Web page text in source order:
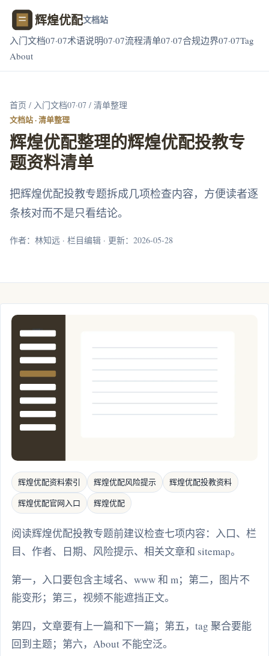
辉煌优配文档站
入门文档07·07术语说明07·07流程清单07·07合规边界07·07Tag
About
首页 / 入门文档07·07 / 清单整理
文档站 · 清单整理
辉煌优配整理的辉煌优配投教专
题资料清单
把辉煌优配投教专题拆成几项检查内容，方便读者逐
条核对而不是只看结论。
作者：林知远 · 栏目编辑 · 更新：2026-05-28
辉煌优配资料索引 辉煌优配风险提示
辉煌优配投教资料
辉煌优配官网入口
辉煌优配
阅读辉煌优配投教专题前建议检查七项内容：入口、栏
目、作者、日期、风险提示、相关文章和 sitemap。
第一，入口要包含主域名、www 和 m；第二，图片不
能变形；第三，视频不能遮挡正文。
第四，文章要有上一篇和下一篇；第五，tag 聚合要能
回到主题；第六，About 不能空泛。